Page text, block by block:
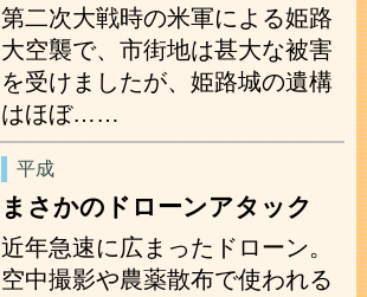
第二次大戦時の米軍による姫路
大空襲で、市街地は甚大な被害
を受けましたが、姫路城の遺構
はほぼ……
平成
まさかのドローンアタック
近年急速に広まったドローン。
空中撮影や農薬散布で使われる